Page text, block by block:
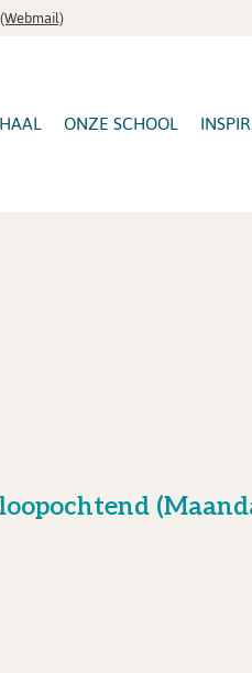
ONZE SCHOOL